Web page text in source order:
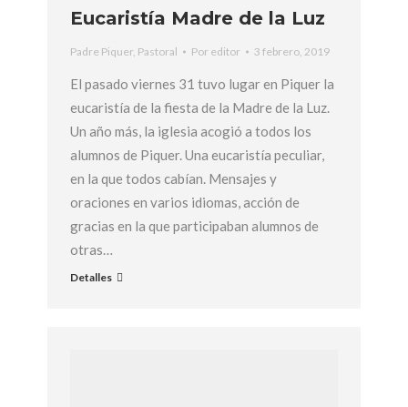
Eucaristía Madre de la Luz
Padre Piquer, Pastoral Por editor 3 febrero, 2019
El pasado viernes 31 tuvo lugar en Piquer la
eucaristía de la fiesta de la Madre de la Luz.
Un año más, la iglesia acogió a todos los
alumnos de Piquer. Una eucaristía peculiar,
en la que todos cabían. Mensajes y
oraciones en varios idiomas, acción de
gracias en la que participaban alumnos de
otras…
Detalles